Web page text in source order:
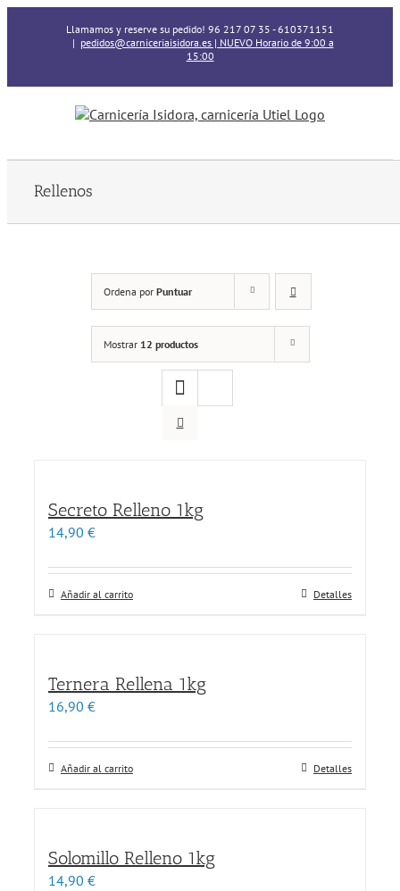
Llamamos y reserve su pedido! 96 217 07 35 - 610371151
| pedidos@carniceriaisidora.es | NUEVO Horario de 9:00 a
15:00
Rellenos
Ordena por Puntuar
Mostrar 12 productos
Secreto Relleno 1kg
14,90 €
Añadir al carrito Detalles
Ternera Rellena 1kg
16,90 €
Añadir al carrito Detalles
Solomillo Relleno 1kg
14,90 €